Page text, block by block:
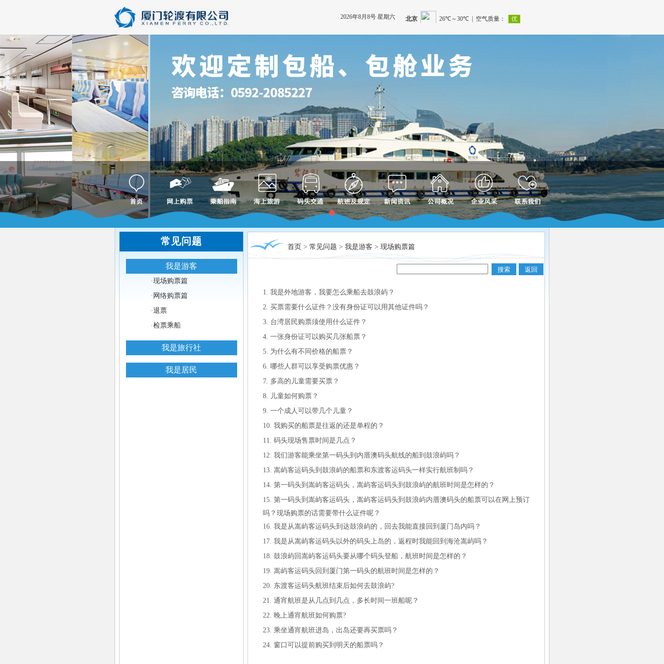
2026年8月8号 星期六
常见问题
我是游客
·现场购票篇
· 网络购票篇
·退票
·检票乘船
我是旅行社
我是居民
首页 > 常见问题 > 我是游客 > 现场购票篇
1. 我是外地游客，我要怎么乘船去鼓浪屿？
2. 买票需要什么证件？没有身份证可以用其他证件吗？
3. 台湾居民购票须使用什么证件？
4. 一张身份证可以购买几张船票？
5. 为什么有不同价格的船票？
6. 哪些人群可以享受购票优惠？
7. 多高的儿童需要买票？
8. 儿童如何购票？
9. 一个成人可以带几个儿童？
10. 我购买的船票是往返的还是单程的？
11. 码头现场售票时间是几点？
12. 我们游客能乘坐第一码头到内厝澳码头航线的船到鼓浪屿吗？
13. 嵩屿客运码头到鼓浪屿的船票和东渡客运码头一样实行航班制吗？
14. 第一码头到嵩屿客运码头，嵩屿客运码头到鼓浪屿的航班时间是怎样的？
15. 第一码头到嵩屿客运码头，嵩屿客运码头到鼓浪屿内厝澳码头的船票可以在网上预订
吗？现场购票的话需要带什么证件呢？
16. 我是从嵩屿客运码头到达鼓浪屿的，回去我能直接回到厦门岛内吗？
17. 我是从嵩屿客运码头以外的码头上岛的，返程时我能回到海沧嵩屿吗？
18. 鼓浪屿回嵩屿客运码头要从哪个码头登船，航班时间是怎样的？
19. 嵩屿客运码头回到厦门第一码头的航班时间是怎样的？
20. 东渡客运码头航班结束后如何去鼓浪屿?
21. 通宵航班是从几点到几点，多长时间一班船呢？
22. 晚上通宵航班如何购票?
23. 乘坐通宵航班进岛，出岛还要再买票吗？
24. 窗口可以提前购买到明天的船票吗？